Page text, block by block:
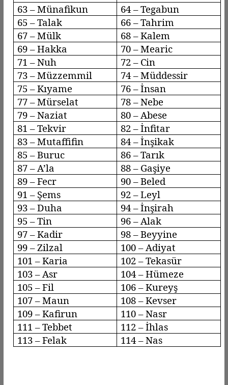
63 –Münafikun 64 –Tegabun
65 – Talak
66 –Tahrim
67 – Mülk
68 – Kalem
69 – Hakka
70 –Mearic
71 – Nuh
72 – Cin
73 –Müzzemmil 74 –Müddessir
75 –Kıyame
76 – İnsan
77 –Mürselat 78 –Nebe
79 –Naziat
80 – Abese
81 –Tekvir 82 –İnfitar
83 –Mutaffifin 84 –İnşikak
85 –Buruc
86 – Tarık
87 – A’la 88 – Gaşiye
89 –Fecr 90 –Beled
91 – Şems
92 –Leyl
93 –Duha
94 – İnşirah
95 – Tin
96 – Alak
97 – Kadir
98 –Beyyine
99 – Zilzal 100 – Adiyat
101 – Karia
102 –Tekasür
103 – Asr 104 –Hümeze
105 – Fil
106 –Kureyş
107 – Maun
108 – Kevser
109 –Kafirun 110 –Nasr
111 –Tebbet
112 – İhlas
113 –Felak 114 – Nas